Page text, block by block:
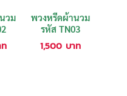
วม
พวงหรีดผ้านวม
รหัส TN03
1,500 บาท